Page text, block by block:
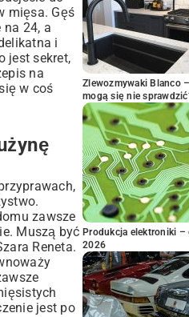
mięsa. Gęś
24, a
i
jest sekret,
na
w coś
zawsze
Muszą być
Reneta.
jest po
Zlewozmywaki Blanco
mogą się nie
Produkcja elektroniki –
2026